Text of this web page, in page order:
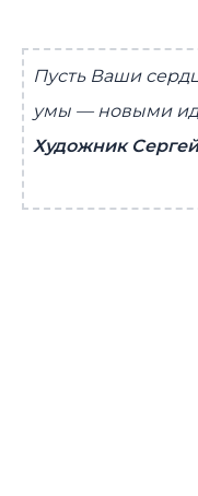
Пусть Ваши
умы — новыми
Художник